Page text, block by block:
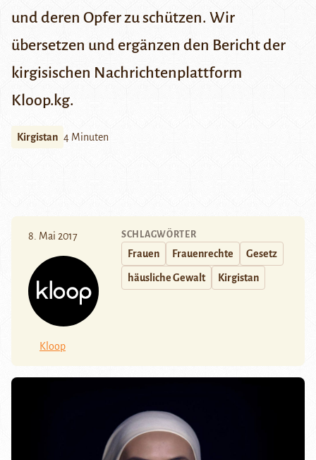
und deren Opfer zu schützen. Wir
übersetzen und ergänzen den Bericht der
kirgisischen Nachrichtenplattform
Kloop.kg.
Kirgistan 4 Minuten
8. Mai 2017
Kloop
SCHLAGWÖRTER
Frauen Frauenrechte Gesetz
häusliche Gewalt Kirgistan